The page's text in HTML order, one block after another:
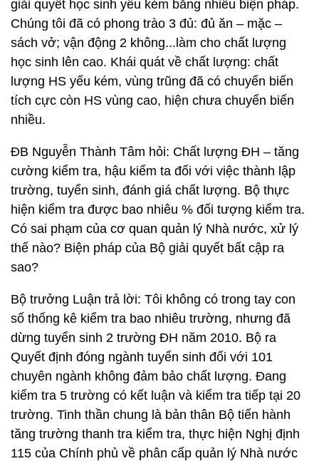
giải quyết học sinh yếu kém bằng nhiều biện pháp.
Chúng tôi đã có phong trào 3 đủ: đủ ăn – mặc –
sách vở; vận động 2 không...làm cho chất lượng
học sinh lên cao. Khái quát về chất lượng: chất
lượng HS yếu kém, vùng trũng đã có chuyển biến
tích cực còn HS vùng cao, hiện chưa chuyển biến
nhiều.
ĐB Nguyễn Thành Tâm hỏi: Chất lượng ĐH – tăng
cường kiểm tra, hậu kiểm ta đối với việc thành lập
trường, tuyển sinh, đánh giá chất lượng. Bộ thực
hiện kiểm tra được bao nhiêu % đối tượng kiểm tra.
Có sai phạm của cơ quan quản lý Nhà nước, xử lý
thế nào? Biện pháp của Bộ giải quyết bất cập ra
sao?
Bộ trưởng Luận trả lời: Tôi không có trong tay con
số thống kê kiểm tra bao nhiêu trường, nhưng đã
dừng tuyển sinh 2 trường ĐH năm 2010. Bộ ra
Quyết định đóng ngành tuyển sinh đối với 101
chuyên ngành không đảm bảo chất lượng. Đang
kiểm tra 5 trường có kết luận và kiểm tra tiếp tại 20
trường. Tinh thần chung là bản thân Bộ tiến hành
tăng trường thanh tra kiểm tra, thực hiện Nghị định
115 của Chính phủ về phân cấp quản lý Nhà nước